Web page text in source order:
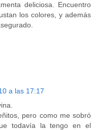
deliciosa. Encuentro
los colores, y además
a las 17:17
pero como me sobró
todavía la tengo en el